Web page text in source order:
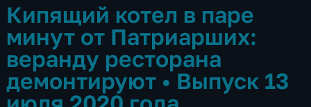
Кипящий котел в паре
минут от Патриарших:
веранду ресторана
демонтируют •Выпуск 13